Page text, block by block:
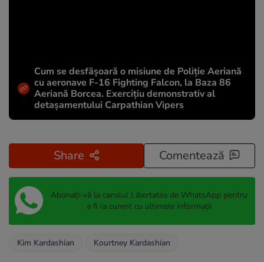
Cum se desfășoară o misiune de Poliție Aeriană
cu aeronave F-16 Fighting Falcon, la Baza 86
Aeriană Borcea. Exercițiu demonstrativ al
detașamentului Carpathian Vipers
Share Comentează
Abonați-vă la canalul Libertatea de WhatsApp pentru
a fi la curent cu ultimele informații
Kim Kardashian Kourtney Kardashian